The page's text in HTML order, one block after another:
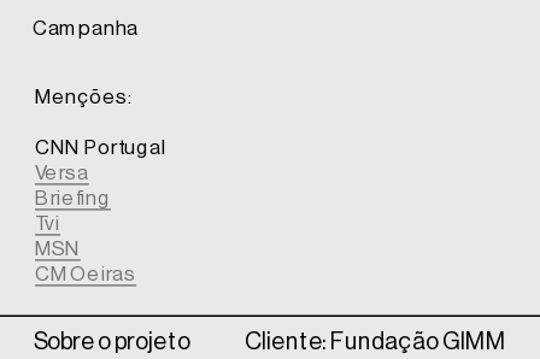
Campanha
Menções:
CNN Portugal
Versa
Briefing
Tvi
MSN
CM Oeiras
Sobre o projeto Cliente: Fundação GIMM